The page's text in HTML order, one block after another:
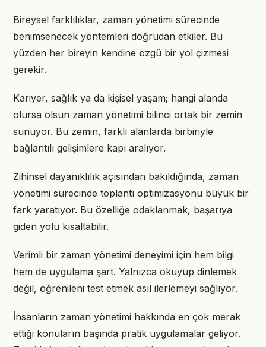
Bireysel farklılıklar, zaman yönetimi sürecinde
benimsenecek yöntemleri doğrudan etkiler. Bu
yüzden her bireyin kendine özgü bir yol çizmesi
gerekir.
Kariyer, sağlık ya da kişisel yaşam; hangi alanda
olursa olsun zaman yönetimi bilinci ortak bir zemin
sunuyor. Bu zemin, farklı alanlarda birbiriyle
bağlantılı gelişimlere kapı aralıyor.
Zihinsel dayanıklılık açısından bakıldığında, zaman
yönetimi sürecinde toplantı optimizasyonu büyük bir
fark yaratıyor. Bu özelliğe odaklanmak, başarıya
giden yolu kısaltabilir.
Verimli bir zaman yönetimi deneyimi için hem bilgi
hem de uygulama şart. Yalnızca okuyup dinlemek
değil, öğrenileni test etmek asıl ilerlemeyi sağlıyor.
İnsanların zaman yönetimi hakkında en çok merak
ettiği konuların başında pratik uygulamalar geliyor.